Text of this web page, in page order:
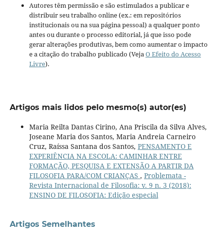
Autores têm permissão e são estimulados a publicar e
distribuir seu trabalho online (ex.: em repositórios
institucionais ou na sua página pessoal) a qualquer ponto
antes ou durante o processo editorial, já que isso pode
gerar alterações produtivas, bem como aumentar o impacto
e a citação do trabalho publicado (VejaO Efeito do Acesso
Livre).
Artigos mais lidos pelo mesmo(s) autor(es)
Maria Reilta Dantas Cirino, Ana Priscila da Silva Alves,
Joseane Maria dos Santos, Maria Andreia Carneiro
Cruz, Raíssa Santana dos Santos, PENSAMENTO E
EXPERIÊNCIA NA ESCOLA: CAMINHAR ENTRE
FORMAÇÃO, PESQUISA E EXTENSÃO A PARTIR DA
FILOSOFIA PARA/COM CRIANÇAS , Problemata -
Revista Internacional de Filosofia: v. 9 n. 3 (2018):
ENSINO DE FILOSOFIA: Edição especial
Artigos Semelhantes